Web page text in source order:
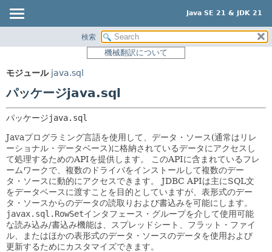
Java SE 21 & JDK 21
パッケージ
クラス
使用
ツリー
プレビュー
新規
非推奨
索引
ヘルプ
パッケージ:
説明
検索
機械翻訳について
モジュール java.sql
パッケージjava.sql
パッケージjava.sql
Javaプログラミング言語を使用して、データ・ソース(通常はリレ
ーショナル・データベース)に格納されているデータにアクセスし
て処理するためのAPIを提供します。
このAPIに含まれているフレ
ームワークで、複数のドライバをインストールして複数のデー
タ・ソースに動的にアクセスできます。
JDBC APIは主にSQL文
をデータベースに渡すことを目的としていますが、表形式のデー
タ・ソースからのデータの読取りおよび書込みを可能にします。
javax.sql.RowSetインタフェース・グループを介して使用可能
な読み込み/書込み機能は、スプレッドシート、フラット・ファイ
ル、またはほかの表形式のデータ・ソースのデータを使用および
更新するためにカスタマイズできます。